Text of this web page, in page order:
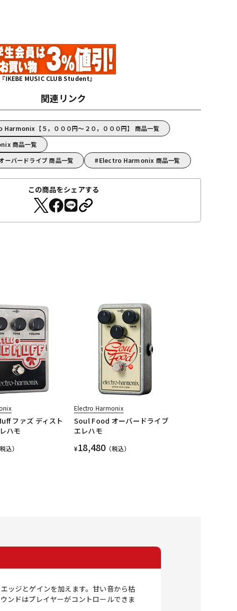
IKEBE MUSIC CLUB Student』
関連リンク
【５，０００円～２０，０００円】 商品一覧
商品一覧
バードライブ 商品一覧
Electro Harmonix 商品一覧
この商品をシェアする
ファズ ディスト
ハモ
税込）
Electro Harmonix
Soul Food オーバードライブ
エレハモ
¥18,480 （税込）
ッジとゲインを加えます。甘い音から枯
ンドはプレイヤーがコントロールできま